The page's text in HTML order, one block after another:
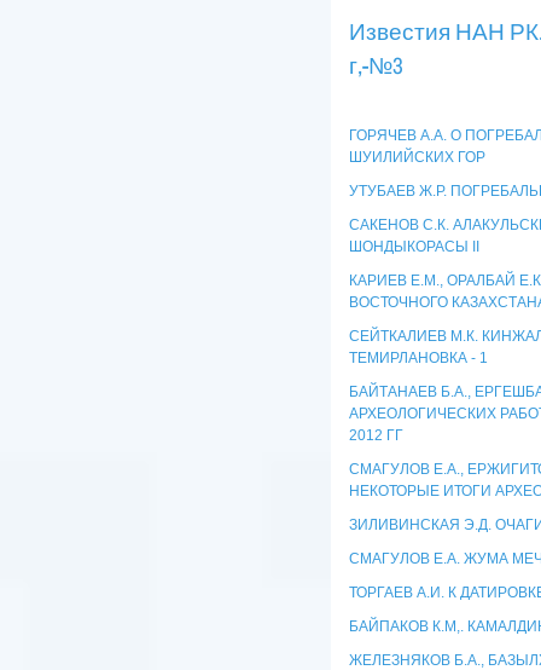
Известия НАН
г,-№3
ГОРЯЧЕВ А.А. О
ШУИЛИЙСКИХ ГОР
УТУБАЕВ Ж.Р.
САКЕНОВ С.К.
ШОНДЫКОРАСЫ II
КАРИЕВ Е.М., ОРАЛБАЙ
ВОСТОЧНОГО
СЕЙТКАЛИЕВ М.К.
ТЕМИРЛАНОВКА - 1
БАЙТАНАЕВ Б.А.,
АРХЕОЛОГИЧЕСКИХ
2012 ГГ
СМАГУЛОВ Е.А.,
НЕКОТОРЫЕ ИТОГИ
ЗИЛИВИНСКАЯ Э.Д.
СМАГУЛОВ Е.А. ЖУМА
ТОРГАЕВ А.И. К
БАЙПАКОВ К.М,.
ЖЕЛЕЗНЯКОВ Б.А.,